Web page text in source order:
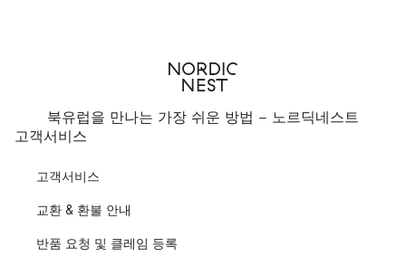
북유럽을 만나는 가장 쉬운 방법 - 노르딕네스트
고객서비스
고객서비스
교환 & 환불 안내
반품 요청 및 클레임 등록